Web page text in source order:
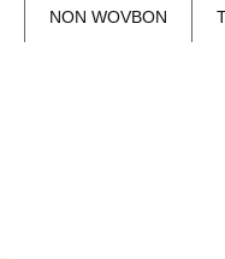
NON WOVBON